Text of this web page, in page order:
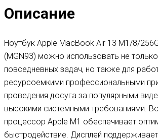
Описание
Ноутбук Apple MacBook Air 13 M1/8/
(MGN93) можно использовать не
повседневных задач, но также для
ресурсоемкими профессиональными
проведения досуга за популярными
высокими системными требованиями.
процессор Apple M1 обеспечивает
быстродействие. Дисплей